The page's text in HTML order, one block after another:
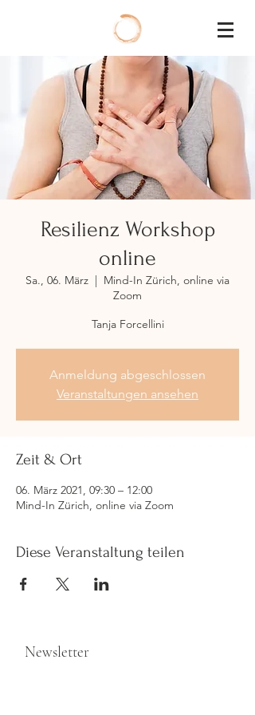
Resilienz Workshop
online
Sa., 06. März
  |
Mind-In Zürich, online via
Zoom
Tanja Forcellini
Anmeldung abgeschlossen
Veranstaltungen ansehen
Zeit & Ort
06. März 2021, 09:30 – 12:00
Mind-In Zürich, online via Zoom
Diese Veranstaltung teilen
Newsletter